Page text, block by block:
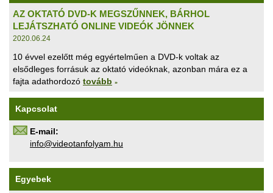
AZ OKTATÓ DVD-K MEGSZŰNNEK, BÁRHOL
LEJÁTSZHATÓ ONLINE VIDEÓK JÖNNEK
2020.06.24
10 évvel ezelőtt még egyértelműen a DVD-k voltak az
elsődleges forrásuk az oktató videóknak, azonban mára ez a
fajta adathordozó tovább »
Kapcsolat
E-mail:
uh.maylofnatoediv@ofni
Egyebek